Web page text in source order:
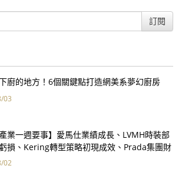
訂閱
廚的地方！6個關鍵點打造網美系夢幻廚房
03
產業一週要事】愛馬仕業績成長、LVMH時裝部
損、Kering轉型策略初現成效、Prada集團財
02